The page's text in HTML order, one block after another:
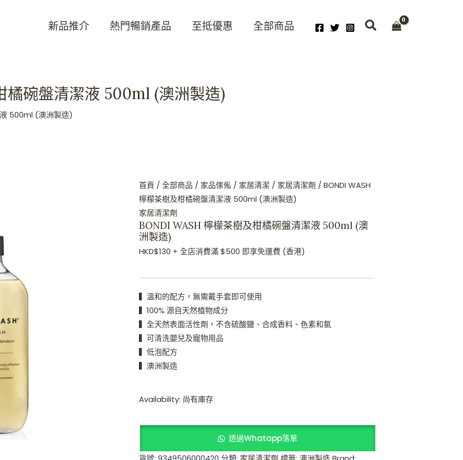
新品推介 熱門暢銷產品 至抵優惠 全部商品
橘碗盤清潔液 500ml (澳洲製造)
500ml (澳洲製造)
首頁 / 全部商品 / 家品傢俬 / 家居清潔 / 家居清潔劑 / BONDI WASH
檸檬茶樹及柑橘碗盤清潔液 500ml (澳洲製造)
家居清潔劑
BONDI WASH 檸檬茶樹及柑橘碗盤清潔液 500ml (澳
洲製造)
HKD$130 + 全店消費滿 $500 即享免運費 (香港)
▍溫和的配方，無需戴手套即可使用
▍100% 源自天然植物成分
▍全天然表面活性劑，不含硫酸鹽、合成香料、色素和氯
▍可清洗嬰兒及寵物用品
▍低泡配方
▍澳洲製造
Availability: 尚有庫存
WASH
檸
及
液
500ml
(澳
洲
製
造)
透過Whatapp落單